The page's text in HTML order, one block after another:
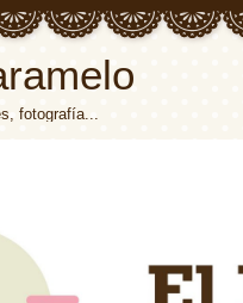
fotografía...